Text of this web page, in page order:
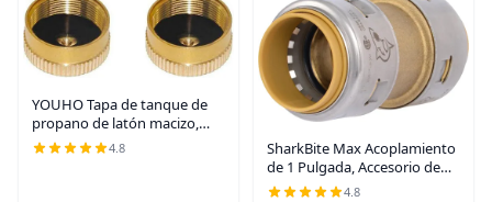
YOUHO Tapa de tanque de
propano de latón macizo,
repuesto de 1 libra para
estufa de campamento al aire
4.8
SharkBite Max Acoplamiento
de 1 Pulgada, Accesorio de
Plomería de Latón de
4.8